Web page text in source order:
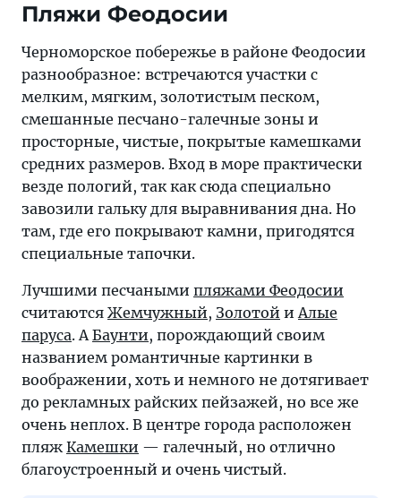
Пляжи Феодосии
Черноморское побережье в районе Феодосии
разнообразное: встречаются участки с
мелким, мягким, золотистым песком,
смешанные песчано-галечные зоны и
просторные, чистые, покрытые камешками
средних размеров. Вход в море практически
везде пологий, так как сюда специально
завозили гальку для выравнивания дна. Но
там, где его покрывают камни, пригодятся
специальные тапочки.
Лучшими песчаными пляжами Феодосии
считаются Жемчужный, Золотой иАлые
паруса. АБаунти, порождающий своим
названием романтичные картинки в
воображении, хоть и немного не дотягивает
до рекламных райских пейзажей, но все же
очень неплох. В центре города расположен
пляж Камешки — галечный, но отлично
благоустроенный и очень чистый.